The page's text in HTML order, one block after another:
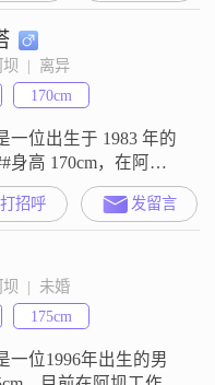
性格比较内敛慢热，
平时就喜欢打
场上尽情挥洒汗水的
我认为生活是
值得用
|  离异
170cm
一位出生于 1983 年的
身高 170cm，在阿坝
我的学历是高中及以
呢，每个月大概能有
##3002##我觉得自己
算不错，稳重可靠，
##3002##我有很强
管是对于工作还是生
尽力去
打招呼 发留言
坝  |  未婚
175cm
一位1996年出生的男